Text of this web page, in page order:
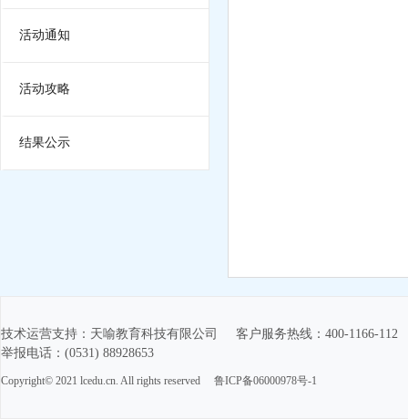
活动通知
活动攻略
结果公示
技术运营支持：天喻教育科技有限公司 客户服务热线：400-1166-112
举报电话：(0531) 88928653
Copyright© 2021 lcedu.cn. All rights reserved 鲁ICP备06000978号-1